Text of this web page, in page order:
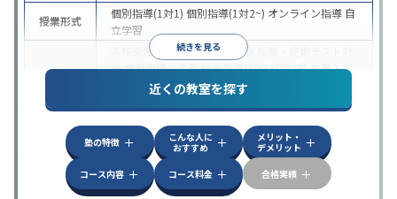
続きを見る
授業形式
個別指導(1対1) 個別指導(1対2~) オンライン指導 自
立学習
高校受験 大学受験医学部受験
策学習習慣の定着総合型選抜(旧AO)対策推薦入試
学校別特化対策国公立大対策
特徴
特待生・奨学金制度あり成績保証制度あり不登校
生に対応学習にPC・タブレットを利用 オンライン
1科目から受講可能 季節講習のみの受講可
習室あり
近くの教室を探す
塾の特徴
こんな人に
おすすめ
メリット・
デメリット
コース内容
コース料金 合格実績